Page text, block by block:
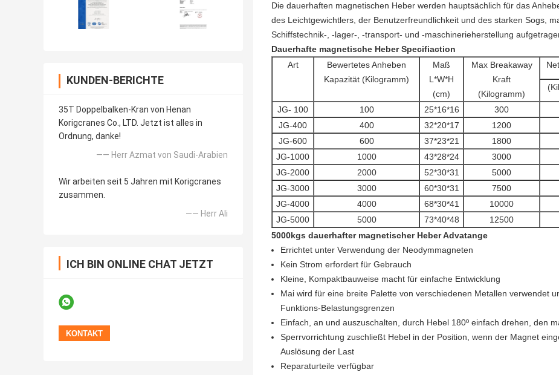
KUNDEN-BERICHTE
35T Doppelbalken-Kran von Henan
Korigcranes Co., LTD. Jetzt ist alles in
Ordnung, danke!
—— Herr Azmat von Saudi-Arabien
Wir arbeiten seit 5 Jahren mit Korigcranes
zusammen.
—— Herr Ali
ICH BIN ONLINE CHAT JETZT
Die dauerhaften magnetischen Heber werden hauptsächlich für das
des Leichtgewichtlers, der Benutzerfreundlichkeit und des starken Sogs,
Schiffstechnik-, -lager-, -transport- und -maschinerieherstellung
Dauerhafte magnetische Heber Specifiaction
Art
Bewertetes Anheben
Kapazität (Kilogramm)
Maß
L*W*H
(cm)
Max Breakaway
Kraft
(Kilogramm)
JG- 100 100 25*16*16 300
JG-400
400 32*20*17 1200
JG-600
600 37*23*21 1800
JG-1000
1000 43*28*24 3000
JG-2000
2000 52*30*31 5000
JG-3000
3000 60*30*31 7500
JG-4000
4000 68*30*41 10000
JG-5000
5000 73*40*48 12500
5000kgs dauerhafter magnetischer Heber Advatange
Errichtet unter Verwendung der Neodymmagneten
Kein Strom erfordert für Gebrauch
Kleine, Kompaktbauweise macht für einfache Entwicklung
Mai wird für eine breite Palette von verschiedenen Metallen verwendet
Funktions-Belastungsgrenzen
Einfach, an und auszuschalten, durch Hebel 180º einfach drehen, den
Sperrvorrichtung zuschließt Hebel in der Position, wenn der Magnet
Auslösung der Last
Reparaturteile verfügbar